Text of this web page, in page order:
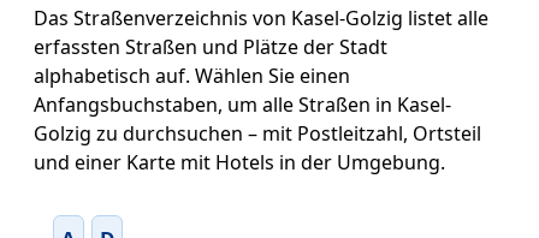
Das Straßenverzeichnis von Kasel-Golzig listet alle
erfassten Straßen und Plätze der Stadt
alphabetisch auf. Wählen Sie einen
Anfangsbuchstaben, um alle Straßen in Kasel-
Golzig zu durchsuchen – mit Postleitzahl, Ortsteil
und einer Karte mit Hotels in der Umgebung.